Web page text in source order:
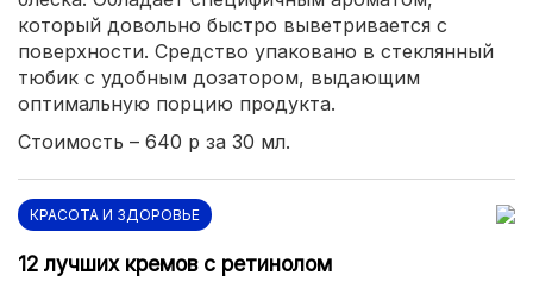
который довольно быстро выветривается с
поверхности. Средство упаковано в стеклянный
тюбик с удобным дозатором, выдающим
оптимальную порцию продукта.
Стоимость – 640 р за 30 мл.
КРАСОТА И ЗДОРОВЬЕ
12 лучших кремов с ретинолом